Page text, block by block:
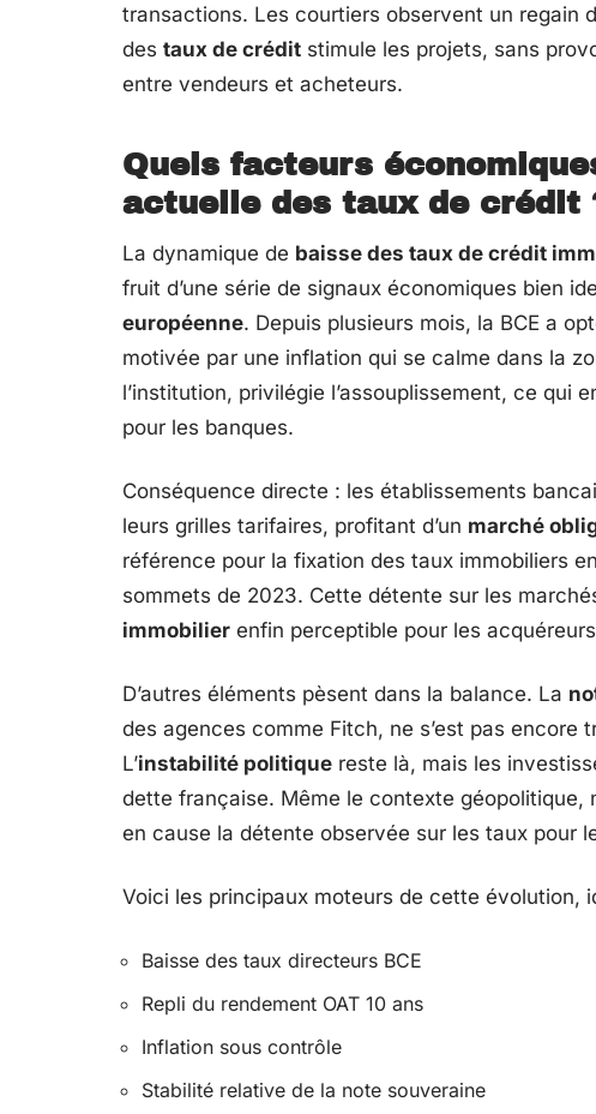
transactions. Les courtiers observent un regain
des taux de crédit stimule les projets, sans
entre vendeurs et acheteurs.
Quels facteurs
actuelle des taux de crédit
La dynamique de baisse des taux de crédit
fruit d’une série de signaux économiques bien
européenne. Depuis plusieurs mois, la BCE a
motivée par une inflation qui se calme dans la
l’institution, privilégie l’assouplissement, ce qui
pour les banques.
Conséquence directe : les établissements
leurs grilles tarifaires, profitant d’un marché
référence pour la fixation des taux immobiliers
sommets de 2023. Cette détente sur les
immobilier enfin perceptible pour les
D’autres éléments pèsent dans la balance. La
des agences comme Fitch, ne s’est pas
L’instabilité politique reste là, mais les
dette française. Même le contexte géopolitique,
en cause la détente observée sur les taux pour
Voici les principaux moteurs de cette évolution,
Baisse des taux directeurs BCE
Repli du rendement OAT 10 ans
Inflation sous contrôle
Stabilité relative de la note souveraine